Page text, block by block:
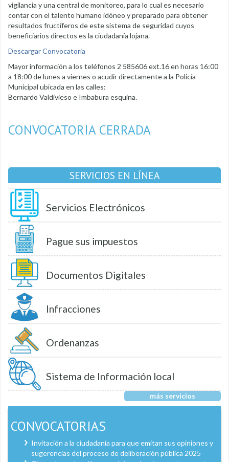
vigilancia y una central de monitoreo, para lo cual es necesario
contar con el talento humano idóneo y preparado para obtener
resultados fructíferos de este sistema de seguridad cuyos
beneficiarios directos es la ciudadanía lojana.
Descargar Convocatoria
Mayor información a los teléfonos 2 585606 ext.16 en horas 16:00
a 18:00 de lunes a viernes o acudir directamente a la Policía
Municipal ubicada en las calles:
Bernardo Valdivieso e Imbabura esquina.
CONVOCATORIA CERRADA
SERVICIOS EN LÍNEA
Servicios Electrónicos
Pague sus impuestos
Documentos Digitales
Infracciones
Ordenanzas
Sistema de Información local
más servicios
CONVOCATORIAS
Invitación a la ciudadanía para que emitan sus opiniones y
sugerencias del proceso de deliberación pública 2025